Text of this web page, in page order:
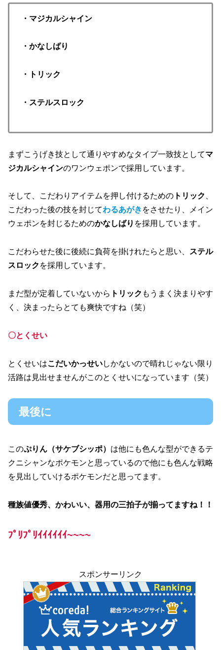
・マジカルシャイン
・かなしばり
・トリック
・ステルスロック
まずこうげき技として通りやすめなタイプ一致技としてマ
ジカルシャインのワンウェポンで採用しています。
そして、こだわりアイテムを押し付けるための トリック
こだわった後の技を封じてわるあがき をさせたり、メイン
ウェポンを封じるためのかなしばり を採用しています。
こだわらせた後に後続に負荷を掛けれたらと思い、
ステル
スロック を採用しています。
まだ型が定着していないから トリック もうまく決まりやす
く、決まったらとても爽快ですね（笑）
〇とくせい
とくせいはこだいかっせいしかないので晴れじゃない限り
活路は見出せませんがこのとくせいになっています（笑）
最後に
このぷりん（サケブシッポ） は他にも色んな型ができるテ
クニシャンなポケモンと思っているので他にも色んな戦略
を見出していけるポケモンだと思ってます。
種族値優秀、かわいい、器用の三拍子が揃ってますね！！
ﾌﾟﾘﾌﾟﾘｲｲｲｲｲｲ~~~~
スポンサーリンク